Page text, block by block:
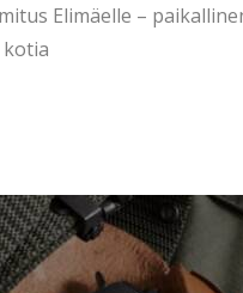
Elimäelle –
kotia